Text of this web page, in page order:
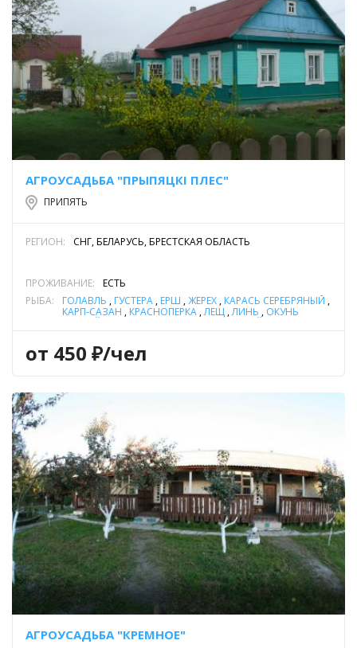
АГРОУСАДЬБА "ПРЫПЯЦКI ПЛЕС"
ПРИПЯТЬ
РЕГИОН: СНГ, БЕЛАРУСЬ, БРЕСТСКАЯ ОБЛАСТЬ
ПРОЖИВАНИЕ:
ЕСТЬ
РЫБА:
ГОЛАВЛЬ , ГУСТЕРА , ЁРШ ,ЖЕРЕХ , КАРАСЬ СЕРЕБРЯНЫЙ ,
КАРП-САЗАН , КРАСНОПЕРКА ,ЛЕЩ ,ЛИНЬ , ОКУНЬ
от 450 ₽/чел
АГРОУСАДЬБА "КРЕМНОЕ"